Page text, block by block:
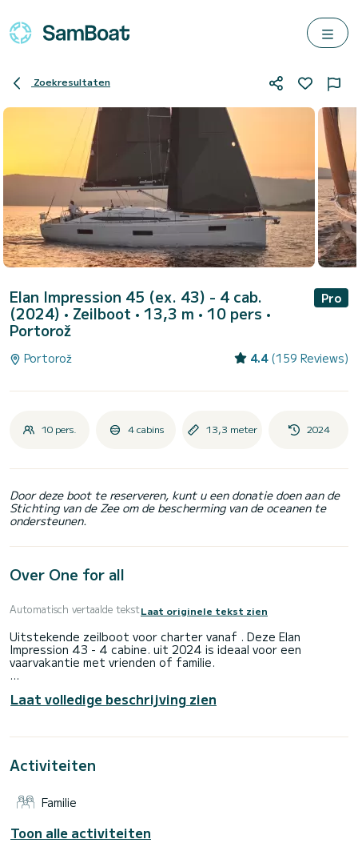
Zoekresultaten
Elan Impression 45 (ex. 43) - 4 cab.
(2024)• Zeilboot • 13,3 m • 10 pers •
Portorož
Pro
Portorož 4.4 (159 Reviews)
10 pers. 4 cabins 13,3 meter 2024
Door deze boot te reserveren, kunt u een donatie doen aan de
Stichting van de Zee om de bescherming van de oceanen te
ondersteunen.
Over One for all
Automatisch vertaalde tekstLaat originele tekst zien
Uitstekende zeilboot voor charter vanaf . Deze Elan
Impression 43 - 4 cabine. uit 2024 is ideaal voor een
vaarvakantie met vrienden of familie.
maximaal 10 personen. Met haar 13 meter lengte en een
motorvermogen van 57 PK is het schip de ideale metgezel
douche< br>
volgende apparatuur: stuurautomaat, boegschroef, externe
Boekingsaanvragen en niet-bindende prijsaanvragen worden
Laat volledige beschrijving zien
Activiteiten
Familie
Toon alle activiteiten